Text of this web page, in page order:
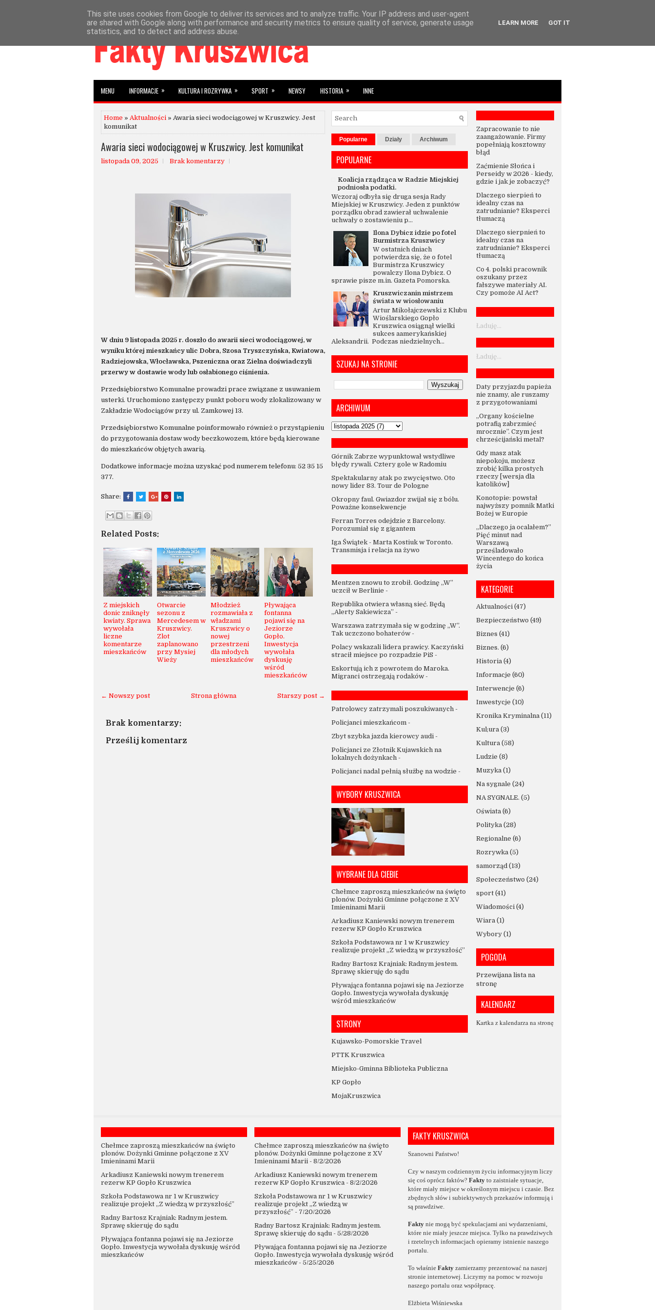
HOME AKTUALNOŚCI » INFORMACJE » WYBRANE SUBIEKTYWNIE »
MENU INFORMACJE » KULTURA I ROZRYWKA » SPORT » NEWSY HISTORIA » INNE
Home » Aktualności » Awaria sieci wodociągowej w Kruszwicy. Jest
komunikat
Awaria sieci wodociągowej w Kruszwicy. Jest komunikat
listopada 09, 2025 Brak komentarzy
W dniu 9 listopada 2025 r. doszło do awarii sieci wodociągowej, w
wyniku której mieszkańcy ulic Dobra, Szosa Tryszczyńska, Kwiatowa,
Radziejowska, Włocławska, Pszeniczna oraz Zielna doświadczyli
przerwy w dostawie wody lub osłabionego ciśnienia.
Przedsiębiorstwo Komunalne prowadzi prace związane z usuwaniem
usterki. Uruchomiono zastępczy punkt poboru wody zlokalizowany w
Zakładzie Wodociągów przy ul. Zamkowej 13.
Przedsiębiorstwo Komunalne poinformowało również o przystąpieniu
do przygotowania dostaw wody beczkowozem, które będą kierowane
do mieszkańców objętych awarią.
Dodatkowe informacje można uzyskać pod numerem telefonu: 52 35 15
377.
Share:
Related Posts:
Z miejskich
donic zniknęły
kwiaty. Sprawa
wywołała
liczne
komentarze
mieszkańców
Otwarcie
sezonu z
Mercedesem w
Kruszwicy.
Zlot
zaplanowano
przy Mysiej
Wieży
Młodzież
rozmawiała z
władzami
Kruszwicy o
nowej
przestrzeni
dla młodych
mieszkańców
Pływająca
fontanna
pojawi się na
Jeziorze
Gopło.
Inwestycja
wywołała
dyskusję
wśród
mieszkańców
← Nowszy post Starszy post →
Strona główna
Brak komentarzy:
Prześlij komentarz
Popularne Działy Archiwum
POPULARNE
Koalicja rządząca w Radzie Miejskiej
podniosła podatki.
Wczoraj odbyła się druga sesja Rady
Miejskiej w Kruszwicy. Jeden z punktów
porządku obrad zawierał uchwalenie
uchwały o zostawieniu p...
Ilona Dybicz idzie po fotel
Burmistrza Kruszwicy
W ostatnich dniach
potwierdza się, że o fotel
Burmistrza Kruszwicy
powalczy Ilona Dybicz. O
sprawie pisze m.in. Gazeta Pomorska.
Kruszwiczanin mistrzem
świata w wiosłowaniu
Artur Mikołajczewski z Klubu
Wioślarskiego Gopło
Kruszwica osiągnął wielki
sukces aamerykańskiej
Aleksandrii. Podczas niedzielnych...
SZUKAJ NA STRONIE
ARCHIWUM
Górnik Zabrze wypunktował wstydliwe
błędy rywali. Cztery gole w Radomiu
Spektakularny atak po zwycięstwo. Oto
nowy lider 83. Tour de Pologne
Okropny faul. Gwiazdor zwijał się z bólu.
Poważne konsekwencje
Ferran Torres odejdzie z Barcelony.
Porozumiał się z gigantem
Iga Świątek - Marta Kostiuk w Toronto.
Transmisja i relacja na żywo
Mentzen znowu to zrobił. Godzinę „W”
uczcił w Berlinie -
Republika otwiera własną sieć. Będą
„Alerty Sakiewicza” -
Warszawa zatrzymała się w godzinę „W”.
Tak uczczono bohaterów -
Polacy wskazali lidera prawicy. Kaczyński
stracił miejsce po rozpadzie PiS -
Eskortują ich z powrotem do Maroka.
Migranci ostrzegają rodaków -
Patrolowcy zatrzymali poszukiwanych -
Policjanci mieszkańcom -
Zbyt szybka jazda kierowcy audi -
Policjanci ze Złotnik Kujawskich na
lokalnych dożynkach -
Policjanci nadal pełnią służbę na wodzie -
WYBORY KRUSZWICA
WYBRANE DLA CIEBIE
Chełmce zaproszą mieszkańców na święto
plonów. Dożynki Gminne połączone z XV
Imieninami Marii
Arkadiusz Kaniewski nowym trenerem
rezerw KP Gopło Kruszwica
Szkoła Podstawowa nr 1 w Kruszwicy
realizuje projekt „Z wiedzą w przyszłość”
Radny Bartosz Krajniak: Radnym jestem.
Sprawę skieruję do sądu
Pływająca fontanna pojawi się na Jeziorze
Gopło. Inwestycja wywołała dyskusję
wśród mieszkańców
STRONY
Kujawsko-Pomorskie Travel
PTTK Kruszwica
Miejsko-Gminna Biblioteka Publiczna
KP Gopło
MojaKruszwica
Zapracowanie to nie
zaangażowanie. Firmy
popełniają kosztowny
błąd
Zaćmienie Słońca i
Perseidy w 2026 - kiedy,
gdzie i jak je zobaczyć?
Dlaczego sierpień to
idealny czas na
zatrudnianie? Eksperci
tłumaczą
Dlaczego sierpnień to
idealny czas na
zatrudnianie? Eksperci
tłumaczą
Co 4. polski pracownik
oszukany przez
fałszywe materiały AI.
Czy pomoże AI Act?
Ładuję...
Ładuję...
Daty przyjazdu papieża
nie znamy, ale ruszamy
z przygotowaniami
„Organy kościelne
potrafią zabrzmieć
mrocznie”. Czym jest
chrześcijański metal?
Gdy masz atak
niepokoju, możesz
zrobić kilka prostych
rzeczy [wersja dla
katolików]
Konotopie: powstał
najwyższy pomnik Matki
Bożej w Europie
„Dlaczego ja ocalałem?”
Pięć minut nad
Warszawą
prześladowało
Wincentego do końca
życia
KATEGORIE
Aktualności (47)
Bezpieczeństwo (49)
Biznes (41)
Biznes. (6)
Historia (4)
Informacje (60)
Interwencje (6)
Inwestycje (10)
Kronika Kryminalna (11)
Kul;ura (3)
Kultura (58)
Ludzie (8)
Muzyka (1)
Na sygnale (24)
NA SYGNALE. (5)
Oświata (6)
Polityka (28)
Regionalne (6)
Rozrywka (5)
samorząd (13)
Społeczeństwo (24)
sport (41)
Wiadomości (4)
Wiara (1)
Wybory (1)
POGODA
Przewijana lista na
stronę
KALENDARZ
Kartka z kalendarza na stronę
Chełmce zaproszą mieszkańców na święto
plonów. Dożynki Gminne połączone z XV
Imieninami Marii
Arkadiusz Kaniewski nowym trenerem
rezerw KP Gopło Kruszwica
Szkoła Podstawowa nr 1 w Kruszwicy
realizuje projekt „Z wiedzą w przyszłość”
Radny Bartosz Krajniak: Radnym jestem.
Sprawę skieruję do sądu
Pływająca fontanna pojawi się na Jeziorze
Gopło. Inwestycja wywołała dyskusję wśród
mieszkańców
Chełmce zaproszą mieszkańców na święto
plonów. Dożynki Gminne połączone z XV
Imieninami Marii - 8/2/2026
Arkadiusz Kaniewski nowym trenerem
rezerw KP Gopło Kruszwica - 8/2/2026
Szkoła Podstawowa nr 1 w Kruszwicy
realizuje projekt „Z wiedzą w
przyszłość” - 7/20/2026
Radny Bartosz Krajniak: Radnym jestem.
Sprawę skieruję do sądu - 5/28/2026
Pływająca fontanna pojawi się na Jeziorze
Gopło. Inwestycja wywołała dyskusję wśród
mieszkańców - 5/25/2026
FAKTY KRUSZWICA
Szanowni Państwo!
Czy w naszym codziennym życiu informacyjnym liczy
się coś oprócz faktów? Fakty to zaistniałe sytuacje,
które miały miejsce w określonym miejscu i czasie. Bez
zbędnych słów i subiektywnych przekazów informują i
są prawdziwe.
Fakty nie mogą być spekulacjami ani wydarzeniami,
które nie miały jeszcze miejsca. Tylko na prawdziwych
i rzetelnych informacjach opieramy istnienie naszego
portalu.
To właśnie Fakty zamierzamy prezentować na naszej
stronie internetowej. Liczymy na pomoc w rozwoju
naszego portalu oraz współpracę.
Elżbieta Wiśniewska
This site uses cookies from Google to deliver its services and to analyze traffic. Your IP address and user-agent
are shared with Google along with performance and security metrics to ensure quality of service, generate usage
statistics, and to detect and address abuse.
LEARN MORE GOT IT